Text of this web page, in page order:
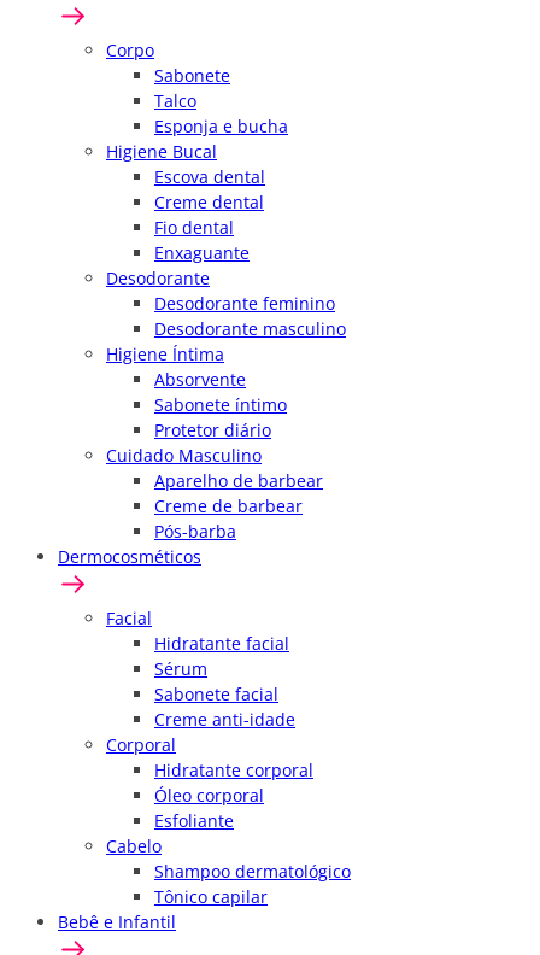
Corpo
Sabonete
Talco
Esponja e bucha
Higiene Bucal
Escova dental
Creme dental
Fio dental
Enxaguante
Desodorante
Desodorante feminino
Desodorante masculino
Higiene Íntima
Absorvente
Sabonete íntimo
Protetor diário
Cuidado Masculino
Aparelho de barbear
Creme de barbear
Pós-barba
Dermocosméticos
Facial
Hidratante facial
Sérum
Sabonete facial
Creme anti-idade
Corporal
Hidratante corporal
Óleo corporal
Esfoliante
Cabelo
Shampoo dermatológico
Tônico capilar
Bebê e Infantil